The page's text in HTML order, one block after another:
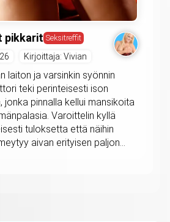
pikkarit Seksitreffit
Kirjoittaja: Vivian
laiton ja varsinkin syönnin
teki perinteisesti ison
jonka pinnalla kellui mansikoita
Varoittelin kyllä
tuloksetta että näihin
aivan erityisen paljon...